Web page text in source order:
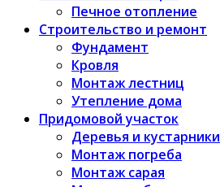
Печное отопление
Строительство и ремонт
Фундамент
Кровля
Монтаж лестниц
Утепление дома
Придомовой участок
Деревья и кустарники
Монтаж погреба
Монтаж сарая